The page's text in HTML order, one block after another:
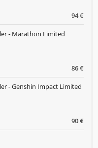
94 €
86 €
- Marathon Limited
90 €
- Genshin Impact Limited